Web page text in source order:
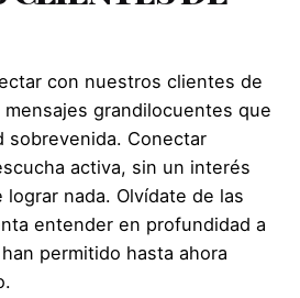
con nuestros clientes de
grandilocuentes que
sobrevenida. Conectar
activa, sin un interés
nada. Olvídate de las
entender en profundidad a
permitido hasta ahora